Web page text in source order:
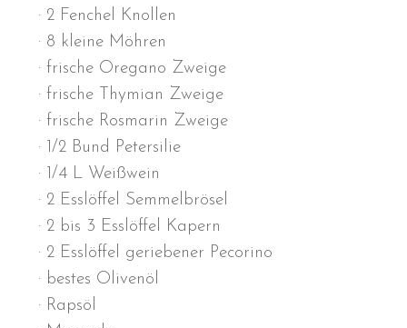
· 2 Fenchel Knollen
· 8 kleine Möhren
· frische Oregano Zweige
· frische Thymian Zweige
· frische Rosmarin Zweige
· 1/2 Bund Petersilie
· 1/4 L Weißwein
· 2 Esslöffel Semmelbrösel
· 2 bis 3 Esslöffel Kapern
· 2 Esslöffel geriebener Pecorino
· bestes Olivenöl
· Rapsöl